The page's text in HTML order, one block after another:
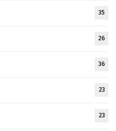
35
26
36
23
23